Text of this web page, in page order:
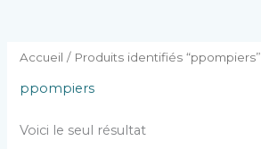
Accueil / Produits identifiés “ppompiers”
ppompiers
Voici le seul résultat